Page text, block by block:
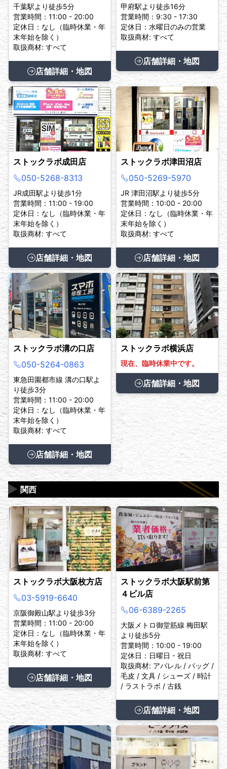
千葉駅より徒歩5分
営業時間：11:00 - 20:00
定休日：なし（臨時休業・年
末年始を除く）
取扱商材: すべて
店舗詳細・地図
甲府駅より徒歩16分
営業時間：9:30 - 17:30
定休日：水曜日のみの営業
取扱商材: すべて
店舗詳細・地図
ストックラボ成田店
050-5268-8313
JR成田駅より徒歩1分
営業時間：11:00 - 19:00
定休日：なし（臨時休業・年
末年始を除く）
取扱商材: すべて
店舗詳細・地図
ストックラボ津田沼店
050-5269-5970
JR 津田沼駅より徒歩5分
営業時間：10:00 - 20:00
定休日：なし（臨時休業・年
末年始を除く）
取扱商材: すべて
店舗詳細・地図
ストックラボ溝の口店
050-5264-0863
東急田園都市線 溝の口駅よ
り徒歩3分
営業時間：11:00 - 20:00
定休日：なし（臨時休業・年
末年始を除く）
取扱商材: すべて
店舗詳細・地図
ストックラボ横浜店
現在、臨時休業中です。
店舗詳細・地図
関西
▶
ストックラボ大阪枚方店
03-5919-6640
京阪御殿山駅より徒歩3分
営業時間：11:00 - 20:00
定休日：なし（臨時休業・年
末年始を除く）
取扱商材: すべて
店舗詳細・地図
ストックラボ大阪駅前第
４ビル店
06-6389-2265
大阪メトロ御堂筋線 梅田駅
より徒歩5分
営業時間：10:00 - 19:00
定休日：日曜日・祝日
取扱商材: アパレル / バッグ /
毛皮 / 文具 / シューズ / 時計
/ ラストラボ / 古銭
店舗詳細・地図